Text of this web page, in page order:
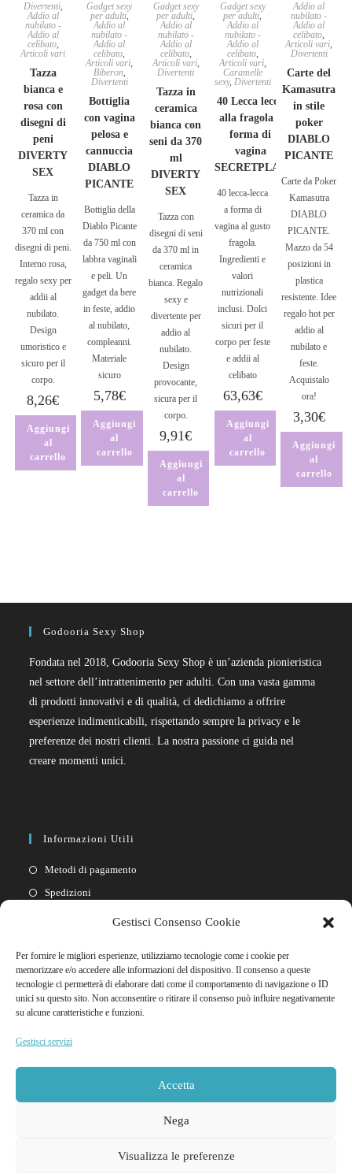
Gestisci Consenso Cookie
Per fornire le migliori esperienze, utilizziamo tecnologie come i cookie per
memorizzare e/o accedere alle informazioni del dispositivo. Il consenso a queste
tecnologie ci permetterà di elaborare dati come il comportamento di navigazione o ID
unici su questo sito. Non acconsentire o ritirare il consenso può influire negativamente
su alcune caratteristiche e funzioni.
Gestisci servizi
Accetta
Nega
Visualizza le preferenze
Divertenti,
Addio al
nubilato -
Addio al
celibato,
Articoli vari
Tazza
bianca e
rosa con
disegni di
peni
DIVERTY
SEX
Tazza in
ceramica da
370 ml con
disegni di peni.
Interno rosa,
regalo sexy per
addii al
nubilato.
Design
umoristico e
sicuro per il
corpo.
8,26€
Aggiungi
al
carrello
Gadget sexy
per adulti,
Addio al
nubilato -
Addio al
celibato,
Articoli vari,
Biberon,
Divertenti
Bottiglia
con vagina
pelosa e
cannuccia
DIABLO
PICANTE
Bottiglia della
Diablo Picante
da 750 ml con
labbra vaginali
e peli. Un
gadget da bere
in feste, addio
al nubilato,
compleanni.
Materiale
sicuro
5,78€
Aggiungi
al
carrello
Gadget sexy
per adulti,
Addio al
nubilato -
Addio al
celibato,
Articoli vari,
Divertenti
Tazza in
ceramica
bianca con
seni da 370
ml
DIVERTY
SEX
Tazza con
disegni di seni
da 370 ml in
ceramica
bianca. Regalo
sexy e
divertente per
addio al
nubilato.
Design
provocante,
sicura per il
corpo.
9,91€
Aggiungi
al
carrello
Gadget sexy
per adulti,
Addio al
nubilato -
Addio al
celibato,
Articoli vari,
Caramelle
sexy, Divertenti
40 Lecca lecca
alla fragola a
forma di
vagina
SECRETPLAY
40 lecca-lecca
a forma di
vagina al gusto
fragola.
Ingredienti e
valori
nutrizionali
inclusi. Dolci
sicuri per il
corpo per feste
e addii al
celibato
63,63€
Aggiungi
al
carrello
Addio al
nubilato -
Addio al
celibato,
Articoli vari,
Divertenti
Carte del
Kamasutra
in stile
poker
DIABLO
PICANTE
Carte da Poker
Kamasutra
DIABLO
PICANTE.
Mazzo da 54
posizioni in
plastica
resistente. Idee
regalo hot per
addio al
nubilato e
feste.
Acquistalo
ora!
3,30€
Aggiungi
al
carrello
Godooria Sexy Shop
Fondata nel 2018, Godooria Sexy Shop è un’azienda pionieristica
nel settore dell’intrattenimento per adulti. Con una vasta gamma
di prodotti innovativi e di qualità, ci dedichiamo a offrire
esperienze indimenticabili, rispettando sempre la privacy e le
preferenze dei nostri clienti. La nostra passione ci guida nel
creare momenti unici.
Informazioni Utili
Metodi di pagamento
Spedizioni
Cookie policy
Link Rapidi